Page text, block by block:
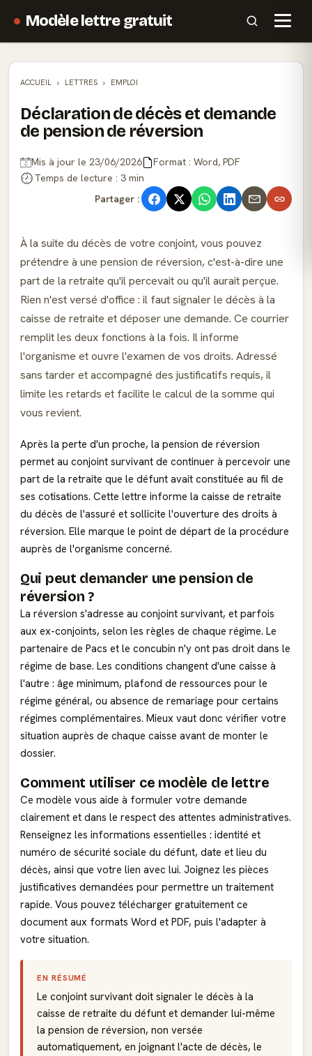
Modèle lettre gratuit
ACCUEIL LETTRES EMPLOI
Déclaration de décès et demande
de pension de réversion
Mis à jour le 23/06/2026
Format : Word, PDF
Temps de lecture : 3 min
Partager :
À la suite du décès de votre conjoint, vous pouvez
prétendre à une pension de réversion, c'est-à-dire une
part de la retraite qu'il percevait ou qu'il aurait perçue.
Rien n'est versé d'office : il faut signaler le décès à la
caisse de retraite et déposer une demande. Ce courrier
remplit les deux fonctions à la fois. Il informe
l'organisme et ouvre l'examen de vos droits. Adressé
sans tarder et accompagné des justificatifs requis, il
limite les retards et facilite le calcul de la somme qui
vous revient.
Après la perte d'un proche, la pension de réversion
permet au conjoint survivant de continuer à percevoir une
part de la retraite que le défunt avait constituée au fil de
ses cotisations. Cette lettre informe la caisse de retraite
du décès de l'assuré et sollicite l'ouverture des droits à
réversion. Elle marque le point de départ de la procédure
auprès de l'organisme concerné.
Qui peut demander une pension de
réversion ?
La réversion s'adresse au conjoint survivant, et parfois
aux ex-conjoints, selon les règles de chaque régime. Le
partenaire de Pacs et le concubin n'y ont pas droit dans le
régime de base. Les conditions changent d'une caisse à
l'autre : âge minimum, plafond de ressources pour le
régime général, ou absence de remariage pour certains
régimes complémentaires. Mieux vaut donc vérifier votre
situation auprès de chaque caisse avant de monter le
dossier.
Comment utiliser ce modèle de lettre
Ce modèle vous aide à formuler votre demande
clairement et dans le respect des attentes administratives.
Renseignez les informations essentielles : identité et
numéro de sécurité sociale du défunt, date et lieu du
décès, ainsi que votre lien avec lui. Joignez les pièces
justificatives demandées pour permettre un traitement
rapide. Vous pouvez télécharger gratuitement ce
document aux formats Word et PDF, puis l'adapter à
votre situation.
EN RÉSUMÉ
Le conjoint survivant doit signaler le décès à la
caisse de retraite du défunt et demander lui-même
la pension de réversion, non versée
automatiquement, en joignant l'acte de décès, le